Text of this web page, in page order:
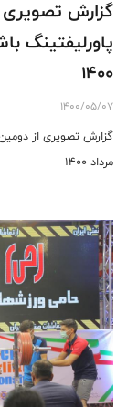
گزارش تصویری
1400
1400/05/07
مرداد 1400